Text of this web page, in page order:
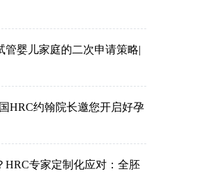
婴儿家庭的二次申请策略|
HRC约翰院长邀您开启好孕
HRC专家定制化应对：全胚